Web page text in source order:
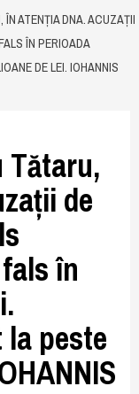
ÎN ATENȚIA DNA. ACUZAȚII
ÎN PERIOADA
DE LEI. IOHANNIS
Tătaru,
de
în
peste